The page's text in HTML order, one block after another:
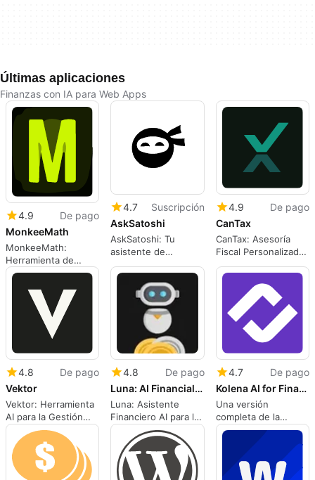
Últimas aplicaciones
Finanzas con IA para Web Apps
4.9
De pago
MonkeeMath
MonkeeMath:
Herramienta de
Análisis de
4.7
Suscripción
AskSatoshi
AskSatoshi: Tu
asistente de
investigación cripto
4.9
De pago
CanTax
CanTax: Asesoría
Fiscal Personalizada
con IA
4.8
De pago
Vektor
Vektor: Herramienta
AI para la Gestión
DeFi
4.8
De pago
Luna: AI Financial Assistant
Luna: Asistente
Financiero AI para la
Gestión Personal
4.7
De pago
Kolena AI for Financial Services
Una versión
completa de la
aplicación para
aplicaciones web,
por Skip Everling.